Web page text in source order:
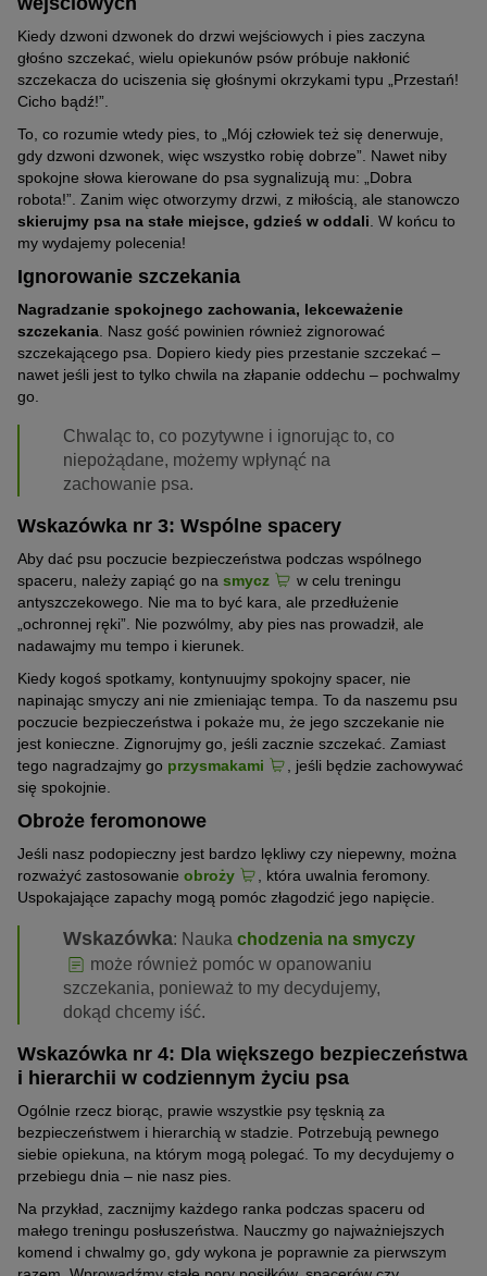
Kiedy dzwoni dzwonek do drzwi wejściowych i pies zaczyna
głośno szczekać, wielu opiekunów psów próbuje nakłonić
szczekacza do uciszenia się głośnymi okrzykami typu „Przestań!
Cicho bądź!”.
To, co rozumie wtedy pies, to „Mój człowiek też się denerwuje,
gdy dzwoni dzwonek, więc wszystko robię dobrze”. Nawet niby
spokojne słowa kierowane do psa sygnalizują mu: „Dobra
robota!”. Zanim więc otworzymy drzwi, z miłością, ale stanowczo
skierujmy psa na stałe miejsce, gdzieś w oddali . W końcu to
my wydajemy polecenia!
Ignorowanie szczekania
Nagradzanie spokojnego zachowania, lekceważenie
szczekania . Nasz gość powinien również zignorować
szczekającego psa. Dopiero kiedy pies przestanie szczekać –
nawet jeśli jest to tylko chwila na złapanie oddechu – pochwalmy
go.
Chwaląc to, co pozytywne i ignorując to, co
niepożądane, możemy wpłynąć na
zachowanie psa.
Wskazówka nr 3: Wspólne spacery
Aby dać psu poczucie bezpieczeństwa podczas wspólnego
spaceru, należy zapiąć go na smycz
w celu treningu
antyszczekowego. Nie ma to być kara, ale przedłużenie
„ochronnej ręki”. Nie pozwólmy, aby pies nas prowadził, ale
nadawajmy mu tempo i kierunek.
Kiedy kogoś spotkamy, kontynuujmy spokojny spacer, nie
napinając smyczy ani nie zmieniając tempa. To da naszemu psu
poczucie bezpieczeństwa i pokaże mu, że jego szczekanie nie
jest konieczne. Zignorujmy go, jeśli zacznie szczekać. Zamiast
tego nagradzajmy go przysmakami
, jeśli będzie zachowywać
się spokojnie.
Obroże feromonowe
Jeśli nasz podopieczny jest bardzo lękliwy czy niepewny, można
rozważyć zastosowanie obroży
, która uwalnia feromony.
Uspokajające zapachy mogą pomóc złagodzić jego napięcie.
Wskazówka: Nauka chodzenia na smyczy
może również pomóc w opanowaniu
szczekania, ponieważ to my decydujemy,
dokąd chcemy iść.
Wskazówka nr 4: Dla większego bezpieczeństwa
i hierarchii w codziennym życiu psa
Ogólnie rzecz biorąc, prawie wszystkie psy tęsknią za
bezpieczeństwem i hierarchią w stadzie. Potrzebują pewnego
siebie opiekuna, na którym mogą polegać. To my decydujemy o
przebiegu dnia – nie nasz pies.
Na przykład, zacznijmy każdego ranka podczas spaceru od
małego treningu posłuszeństwa. Nauczmy go najważniejszych
komend i chwalmy go, gdy wykona je poprawnie za pierwszym